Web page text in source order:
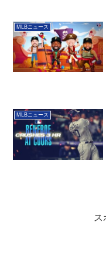
MLBニュース
MLBニュース
ス